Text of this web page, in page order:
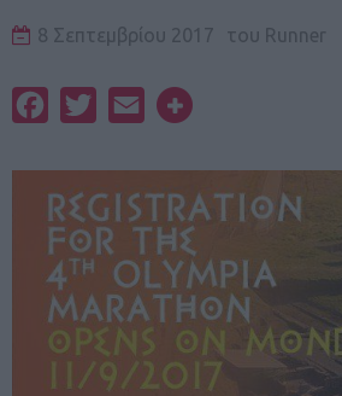
8 Σεπτεμβρίου 2017 του Runner
FacebookTwitterEmail